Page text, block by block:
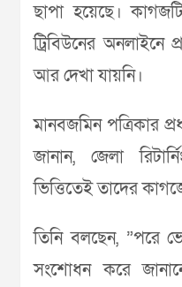
ছাপা হয়েছে।
ট্রিবিউনের অনলাইনে
আর দেখা যায়নি।
মানবজমিন পত্রিকার
জানান, জেলা
ভিত্তিতেই তাদের
তিনি বলছেন, ”পরে
সংশোধন করে